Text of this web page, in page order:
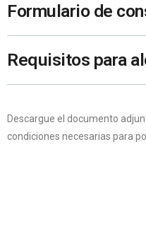
Formulario de
Requisitos para
Descargue el documento
condiciones necesarias para